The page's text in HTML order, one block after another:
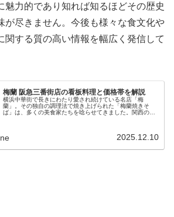
魅力的であり知れば知るほどその歴史
が尽きません。今後も様々な食文化や
関する質の高い情報を幅広く発信して
梅蘭 阪急三番街店の看板料理と価格帯を解説
横浜中華街で長きにわたり愛され続けている名店「梅
蘭」。その独自の調理法で焼き上げられた「梅蘭焼きそ
ば」は、多くの美食家たちを唸らせてきました。関西の主
2025.12.10